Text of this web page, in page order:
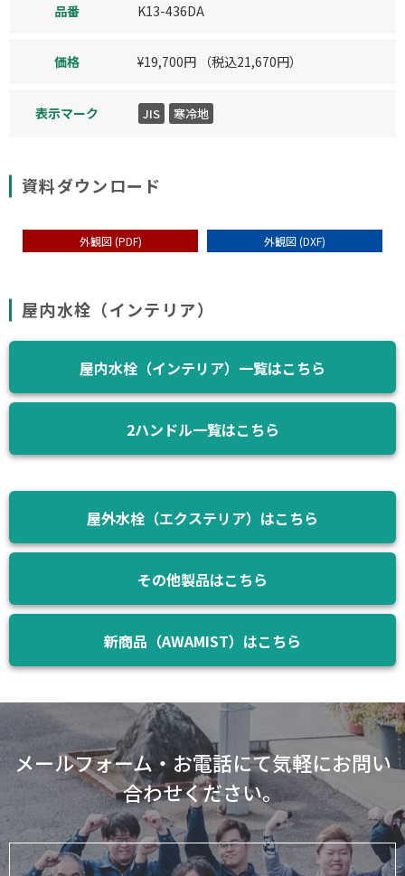
品番 K13-436DA
価格 ¥19,700円 （税込21,670円）
表示マーク JIS 寒冷地
資料ダウンロード
外観図 (PDF) 外観図 (DXF)
屋内水栓（インテリア）
屋内水栓（インテリア）一覧はこちら
2ハンドル一覧はこちら
屋外水栓（エクステリア）はこちら
その他製品はこちら
新商品（AWAMIST）はこちら
メールフォーム・お電話にて気軽にお問い
合わせください。